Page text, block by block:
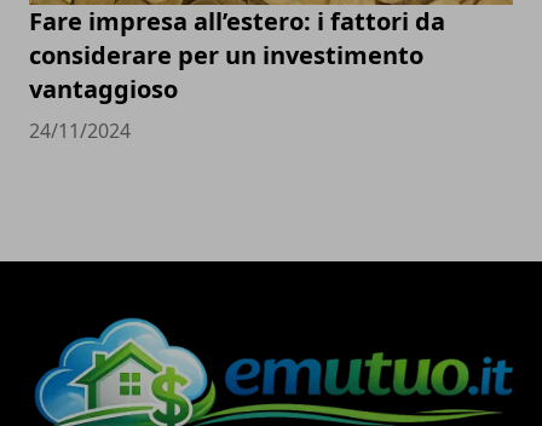
Fare impresa all’estero: i fattori da
considerare per un investimento
vantaggioso
24/11/2024